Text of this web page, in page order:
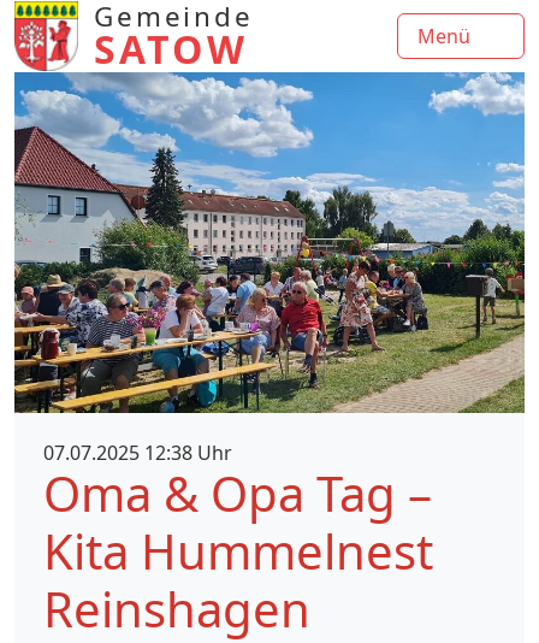
Gemeinde
SATOW Menü
07.07.2025 12:38 Uhr
Oma & Opa Tag –
Kita Hummelnest
Reinshagen